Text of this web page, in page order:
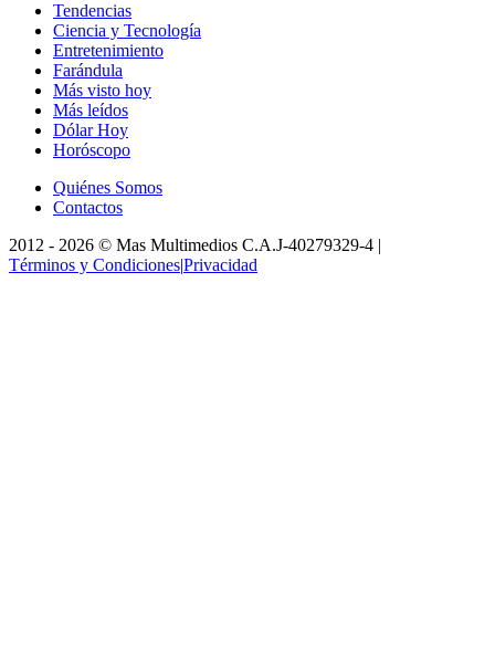
Tendencias
Ciencia y Tecnología
Entretenimiento
Farándula
Más visto hoy
Más leídos
Dólar Hoy
Horóscopo
Quiénes Somos
Contactos
2012 - 2026 © Mas Multimedios C.A.J-40279329-4 |
Términos y Condiciones|Privacidad